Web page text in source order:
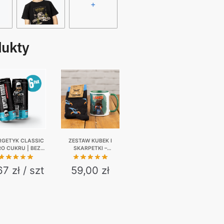
+
CLASSIC
CUKRU | BEZ
| 6-PAK | 6 X
zł / szt
ZESTAW KUBEK I
SKARPETKI –
NIEWAŻNE CO MAM W
59,00 zł